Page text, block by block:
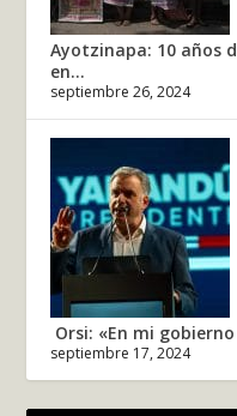
Ayotzinapa: 10 años
en...
septiembre 26, 2024
Orsi: «En mi
septiembre 17, 2024